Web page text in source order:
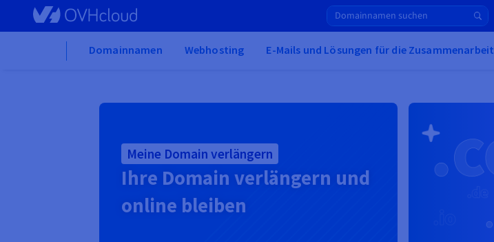
Skip to main content
Domainnamen Webhosting E-Mails und Lösungen für die Zusammenarbeit
Meine Domain verlängern
Ihre Domain verlängern und
online bleiben